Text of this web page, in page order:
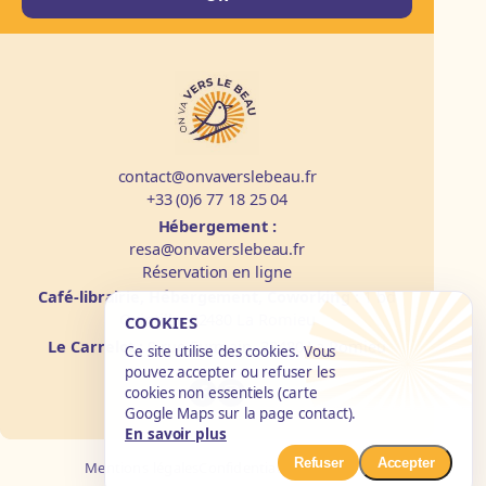
contact@onvaverslebeau.fr
+33 (0)6 77 18 25 04
Hébergement :
resa@onvaverslebeau.fr
Réservation en ligne
Café-librairie, Hébergement, Coworking : 1 bd
Quintilla, 32480 La Romieu
Le Carrelot : 9 rue Surmain, 32480 La Romieu
Mentions légales ConfidentialitéCookies
COOKIES
Ce site utilise des cookies. Vous
pouvez accepter ou refuser les
cookies non essentiels (carte
Google Maps sur la page contact).
En savoir plus
Refuser Accepter